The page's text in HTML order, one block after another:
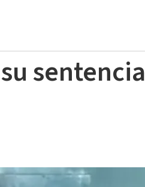
sentencia